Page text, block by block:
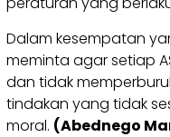
Dalam kesempatan
meminta agar setiap
dan tidak
tindakan yang tidak
moral. (Abednego